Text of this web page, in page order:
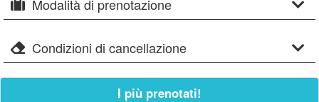
Modalità di prenotazione
Condizioni di cancellazione
I più prenotati!